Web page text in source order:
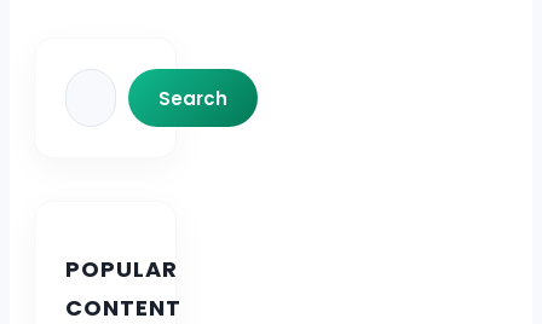
Search
Search
POPULAR
CONTENT